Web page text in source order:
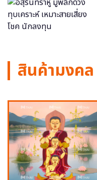
สินค้ามงคล